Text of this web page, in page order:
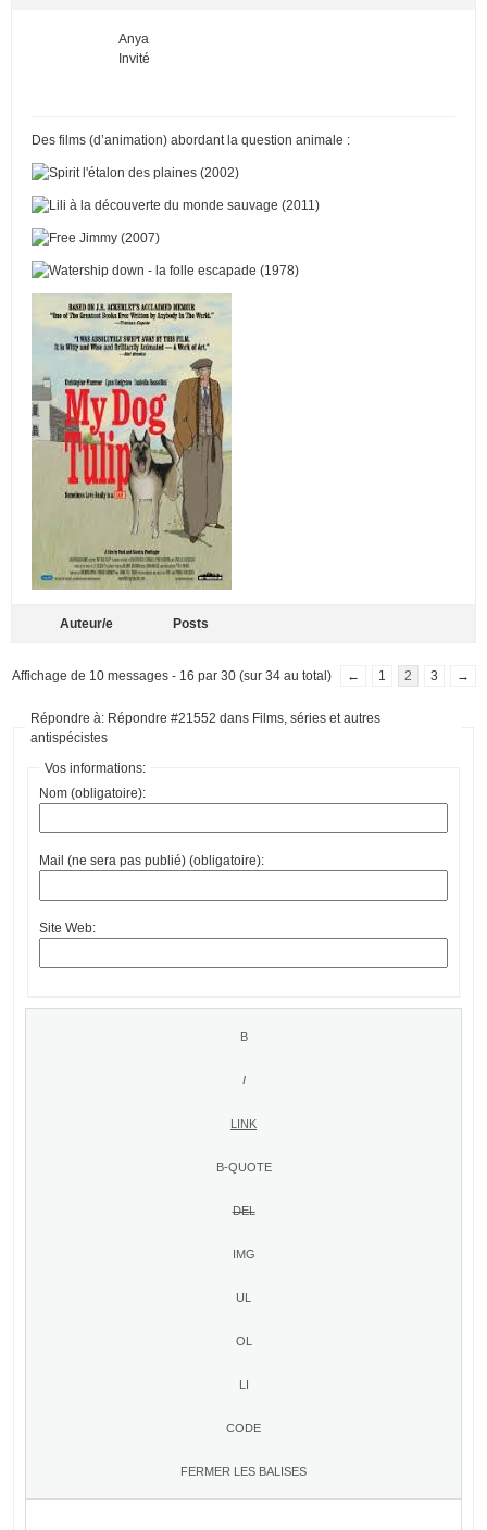
Anya
Invité
Des films (d’animation) abordant la question animale :
Auteur/e Posts
Affichage de 10 messages - 16 par 30 (sur 34 au total) ← 1 2 3 →
Répondre à: Répondre #21552 dans Films, séries et autres
antispécistes
Vos informations:
Nom (obligatoire):
Mail (ne sera pas publié) (obligatoire):
Site Web: